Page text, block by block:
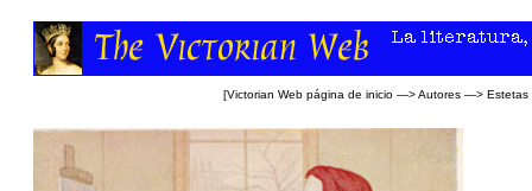
[Victorian Web página de inicio —>Autores —> Estetas